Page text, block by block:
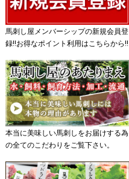
馬刺し屋メンバーシップの新規会員登
録!!お得なポイント利用はこちらから!!
本当に美味しい馬刺しをお届けする為
の全てのこだわりをご覧下さい。